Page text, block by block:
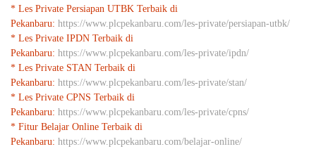
* Les Private Persiapan UTBK Terbaik di
Pekanbaru: https://www.plcpekanbaru.com/les-private/persiapan-utbk/
* Les Private IPDN Terbaik di
Pekanbaru: https://www.plcpekanbaru.com/les-private/ipdn/
* Les Private STAN Terbaik di
Pekanbaru: https://www.plcpekanbaru.com/les-private/stan/
* Les Private CPNS Terbaik di
Pekanbaru: https://www.plcpekanbaru.com/les-private/cpns/
* Fitur Belajar Online Terbaik di
Pekanbaru: https://www.plcpekanbaru.com/belajar-online/